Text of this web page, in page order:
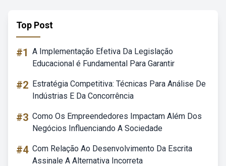
Top Post
#1 A Implementação Efetiva Da Legislação
Educacional é Fundamental Para Garantir
#2 Estratégia Competitiva: Técnicas Para Análise De
Indústrias E Da Concorrência
#3 Como Os Empreendedores Impactam Além Dos
Negócios Influenciando A Sociedade
#4 Com Relação Ao Desenvolvimento Da Escrita
Assinale A Alternativa Incorreta